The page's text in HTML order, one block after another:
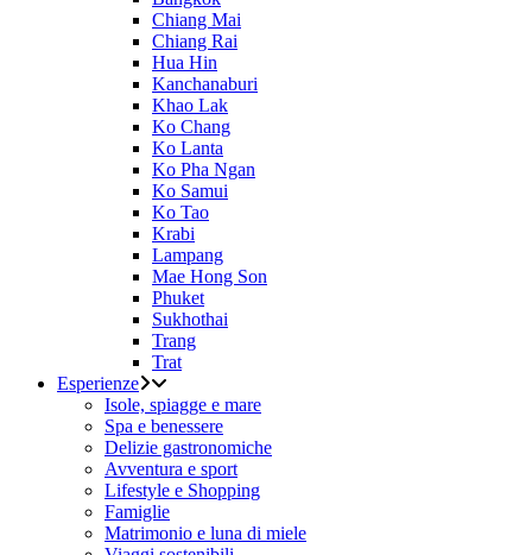
Chiang Mai
Chiang Rai
Hua Hin
Kanchanaburi
Khao Lak
Ko Chang
Ko Lanta
Ko Pha Ngan
Ko Samui
Ko Tao
Krabi
Lampang
Mae Hong Son
Phuket
Sukhothai
Trang
Trat
Esperienze
Isole, spiagge e mare
Spa e benessere
Delizie gastronomiche
Avventura e sport
Lifestyle e Shopping
Famiglie
Matrimonio e luna di miele